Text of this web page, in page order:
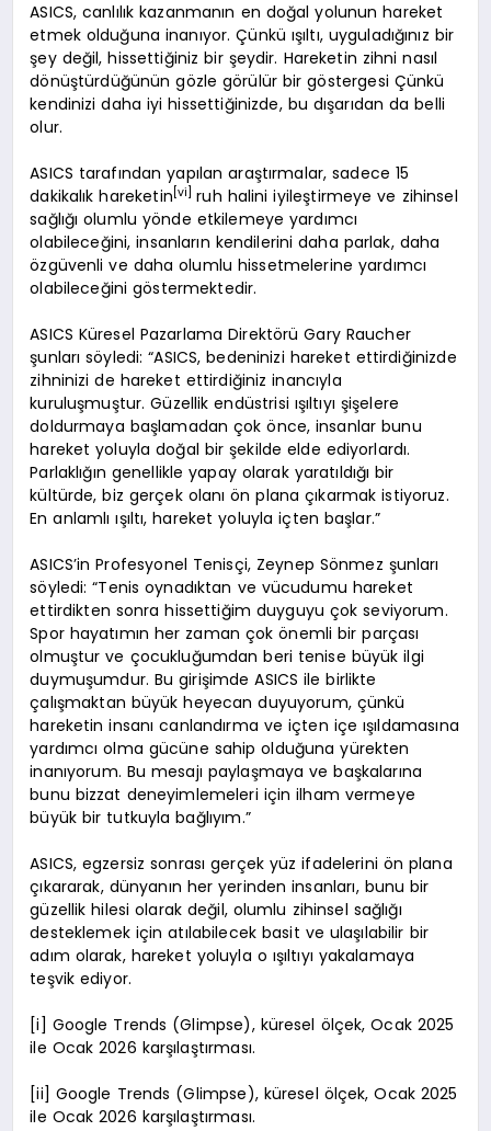
ASICS, canlılık kazanmanın en doğal yolunun hareket
etmek olduğuna inanıyor. Çünkü ışıltı, uyguladığınız bir
şey değil, hissettiğiniz bir şeydir. Hareketin zihni nasıl
dönüştürdüğünün gözle görülür bir göstergesi Çünkü
kendinizi daha iyi hissettiğinizde, bu dışarıdan da belli
olur.
ASICS tarafından yapılan araştırmalar, sadece 15
dakikalık hareketin [vi]ruh halini iyileştirmeye ve zihinsel
sağlığı olumlu yönde etkilemeye yardımcı
olabileceğini, insanların kendilerini daha parlak, daha
özgüvenli ve daha olumlu hissetmelerine yardımcı
olabileceğini göstermektedir.
ASICS Küresel Pazarlama Direktörü Gary Raucher
şunları söyledi: “ASICS, bedeninizi hareket ettirdiğinizde
zihninizi de hareket ettirdiğiniz inancıyla
kuruluşmuştur. Güzellik endüstrisi ışıltıyı şişelere
doldurmaya başlamadan çok önce, insanlar bunu
hareket yoluyla doğal bir şekilde elde ediyorlardı.
Parlaklığın genellikle yapay olarak yaratıldığı bir
kültürde, biz gerçek olanı ön plana çıkarmak istiyoruz.
En anlamlı ışıltı, hareket yoluyla içten başlar.”
ASICS’in Profesyonel Tenisçi, Zeynep Sönmez şunları
söyledi: “Tenis oynadıktan ve vücudumu hareket
ettirdikten sonra hissettiğim duyguyu çok seviyorum.
Spor hayatımın her zaman çok önemli bir parçası
olmuştur ve çocukluğumdan beri tenise büyük ilgi
duymuşumdur. Bu girişimde ASICS ile birlikte
çalışmaktan büyük heyecan duyuyorum, çünkü
hareketin insanı canlandırma ve içten içe ışıldamasına
yardımcı olma gücüne sahip olduğuna yürekten
inanıyorum. Bu mesajı paylaşmaya ve başkalarına
bunu bizzat deneyimlemeleri için ilham vermeye
büyük bir tutkuyla bağlıyım.”
ASICS, egzersiz sonrası gerçek yüz ifadelerini ön plana
çıkararak, dünyanın her yerinden insanları, bunu bir
güzellik hilesi olarak değil, olumlu zihinsel sağlığı
desteklemek için atılabilecek basit ve ulaşılabilir bir
adım olarak, hareket yoluyla o ışıltıyı yakalamaya
teşvik ediyor.
[i] Google Trends (Glimpse), küresel ölçek, Ocak 2025
ile Ocak 2026 karşılaştırması.
[ii] Google Trends (Glimpse), küresel ölçek, Ocak 2025
ile Ocak 2026 karşılaştırması.